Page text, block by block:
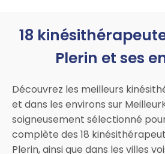
18
Plerin et ses
Découvrez les meilleurs
et dans les environs sur
soigneusement sélectionné
complète des 18
Plerin, ainsi que dans les villes